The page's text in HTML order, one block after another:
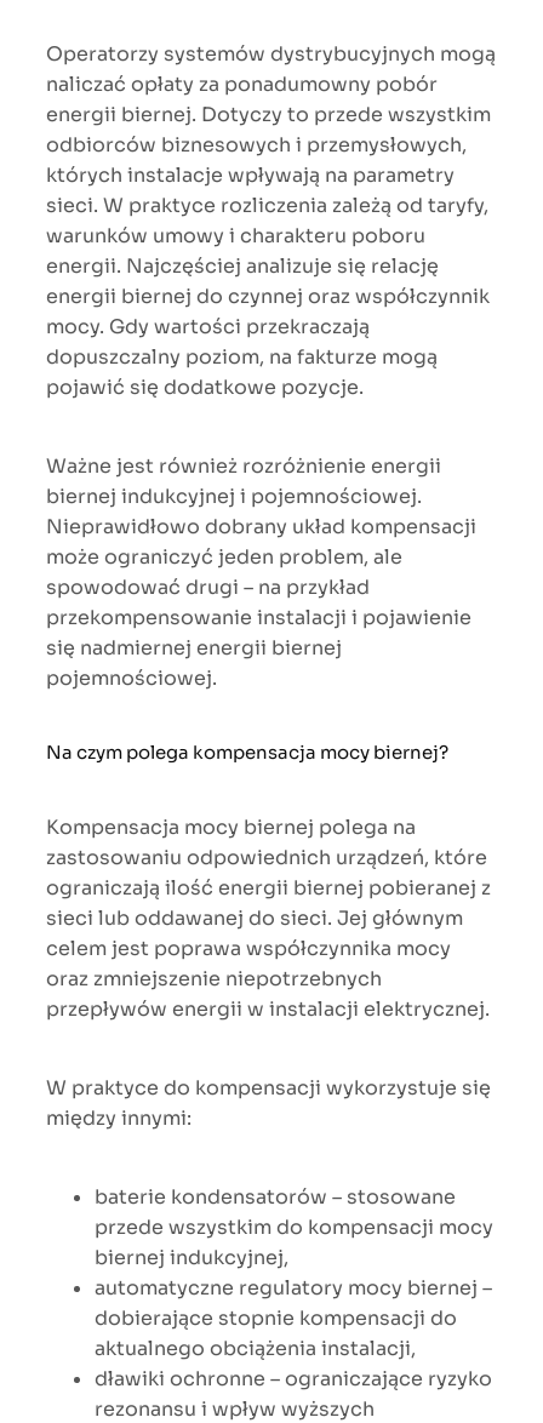
Operatorzy systemów dystrybucyjnych mogą
naliczać opłaty za ponadumowny pobór
energii biernej. Dotyczy to przede wszystkim
odbiorców biznesowych i przemysłowych,
których instalacje wpływają na parametry
sieci. W praktyce rozliczenia zależą od taryfy,
warunków umowy i charakteru poboru
energii. Najczęściej analizuje się relację
energii biernej do czynnej oraz współczynnik
mocy. Gdy wartości przekraczają
dopuszczalny poziom, na fakturze mogą
pojawić się dodatkowe pozycje.
Ważne jest również rozróżnienie energii
biernej indukcyjnej i pojemnościowej.
Nieprawidłowo dobrany układ kompensacji
może ograniczyć jeden problem, ale
spowodować drugi – na przykład
przekompensowanie instalacji i pojawienie
się nadmiernej energii biernej
pojemnościowej.
Na czym polega kompensacja mocy biernej?
Kompensacja mocy biernej polega na
zastosowaniu odpowiednich urządzeń, które
ograniczają ilość energii biernej pobieranej z
sieci lub oddawanej do sieci. Jej głównym
celem jest poprawa współczynnika mocy
oraz zmniejszenie niepotrzebnych
przepływów energii w instalacji elektrycznej.
W praktyce do kompensacji wykorzystuje się
między innymi:
baterie kondensatorów – stosowane
przede wszystkim do kompensacji mocy
biernej indukcyjnej,
automatyczne regulatory mocy biernej –
dobierające stopnie kompensacji do
aktualnego obciążenia instalacji,
dławiki ochronne – ograniczające ryzyko
rezonansu i wpływ wyższych